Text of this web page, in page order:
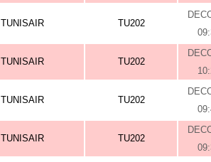
TUNISAIR TU202
TUNISAIR TU202
TUNISAIR TU202
TUNISAIR TU202